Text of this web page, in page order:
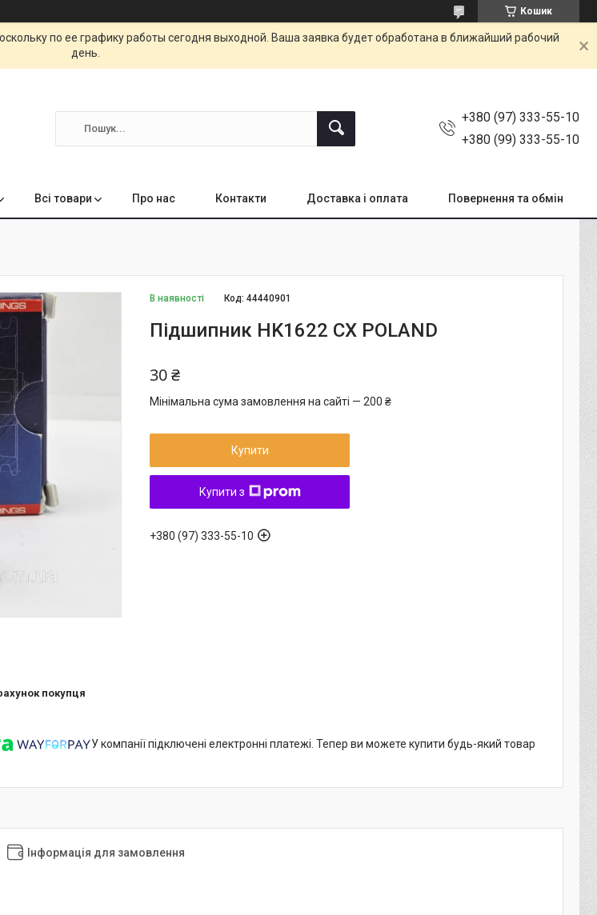
Кошик
по ее графику работы сегодня выходной. Ваша заявка будет обработана в ближайший рабочий
день.
+380 (97) 333-55-10
+380 (99) 333-55-10
Всі товари Про нас Контакти Доставка і оплата Повернення та обмін
В наявності Код:44440901
Підшипник HK1622 CX POLAND
30 ₴
Мінімальна сума замовлення на сайті — 200 ₴
Купити
Купити з
+380 (97) 333-55-10
покупця
У компанії підключені електронні платежі. Тепер ви можете купити будь-який товар
Інформація для замовлення